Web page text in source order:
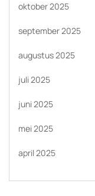
oktober 2025
september 2025
augustus 2025
juli 2025
juni 2025
mei 2025
april 2025